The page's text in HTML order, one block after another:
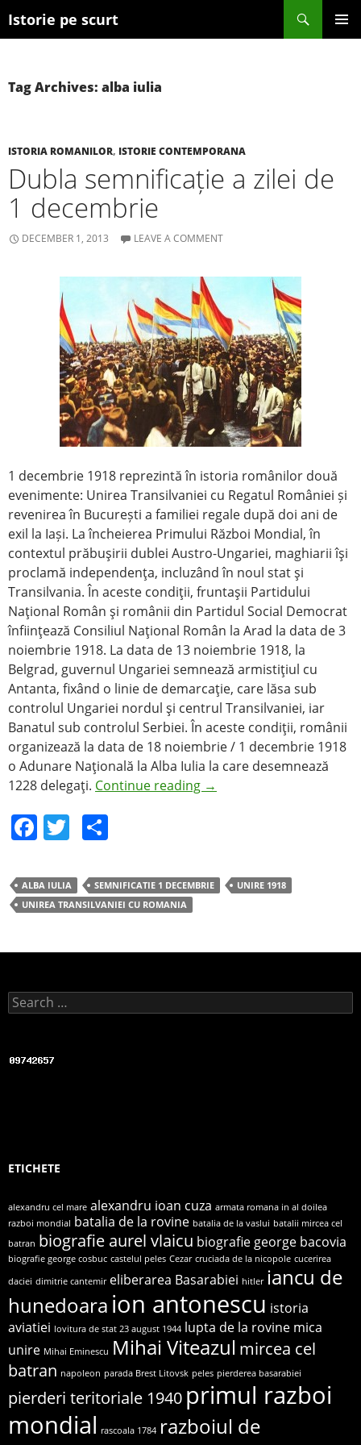
Istorie pe scurt
Search
SKIP TO CONTENT
Tag Archives: alba iulia
ISTORIA ROMANILOR, ISTORIE CONTEMPORANA
Dubla semnificație a zilei de
1 decembrie
DECEMBER 1, 2013 LEAVE A COMMENT
1 decembrie 1918 reprezintă în istoria românilor două
evenimente: Unirea Transilvaniei cu Regatul României și
revenirea în București a familiei regale după doi ani de
exil la Iași. La încheierea Primului Război Mondial, în
contextul prăbuşirii dublei Austro-Ungariei, maghiarii îşi
proclamă independenţa, incluzând în noul stat şi
Transilvania. În aceste condiţii, fruntaşii Partidului
Naţional Român şi românii din Partidul Social Democrat
înfiinţează Consiliul Naţional Român la Arad la data de 3
noiembrie 1918. La data de 13 noiembrie 1918, la
Belgrad, guvernul Ungariei semnează armistiţiul cu
Antanta, fixând o linie de demarcaţie, care lăsa sub
controlul Ungariei nordul şi centrul Transilvaniei, iar
Banatul sub controlul Serbiei. În aceste condiţii, românii
organizează la data de 18 noiembrie / 1 decembrie 1918
o Adunare Naţională la Alba Iulia la care desemnează
1228 delegaţi. Continue reading →
F
c
e
o
k
T
itt
er
ar
e
ALBA IULIA SEMNIFICATIE 1 DECEMBRIE
UNIRE 1918
UNIREA TRANSILVANIEI CU ROMANIA
Search for:
ETICHETE
alexandru cel mare alexandru ioan cuza armata romana in al doilea
razboi mondial batalia de la rovine batalia de la vaslui batalii mircea cel
batran biografie aurel vlaicu biografie george bacovia
biografie george cosbuc castelul peles Cezar cruciada de la nicopole cucerirea
daciei dimitrie cantemir eliberarea Basarabiei hitler iancu de
hunedoara ion antonescu istoria
aviatiei lovitura de stat 23 august 1944 lupta de la rovine mica
unire Mihai Eminescu Mihai Viteazul mircea cel
batran napoleon parada Brest Litovsk peles pierderea basarabiei
pierderi teritoriale 1940 primul razboi
mondial rascoala 1784 razboiul de